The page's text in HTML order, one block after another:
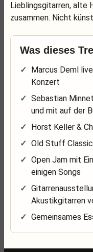
Lieblingsgitarren, alte
zusammen. Nicht
Was dieses
Marcus Deml
Konzert
Sebastian
und mit auf der
Horst Keller &
Old Stuff
Open Jam mit
einigen Songs
Akustikgitarren
Gemeinsames